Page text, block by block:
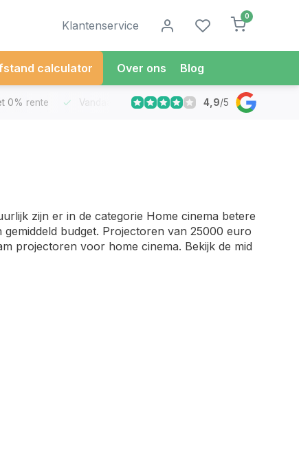
Klantenservice
0
calculator Over ons Blog
0% rente Vandaag besteldMorgen in Huis*
4,9/5
zijn er in de categorie Home cinema betere
budget. Projectoren van 25000 euro
projectoren voor home cinema. Bekijk de mid